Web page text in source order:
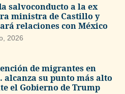
salvoconducto a la ex
ministra de Castillo y
relaciones con México
2026
de migrantes en
alcanza su punto más alto
el Gobierno de Trump